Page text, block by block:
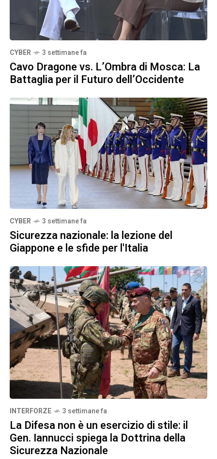
CYBER 3 settimane fa
Cavo Dragone vs. L’Ombra di Mosca: La
Battaglia per il Futuro dell’Occidente
CYBER 3 settimane fa
Sicurezza nazionale: la lezione del
Giappone e le sfide per l'Italia
INTERFORZE 3 settimane fa
La Difesa non è un esercizio di stile: il
Gen. Iannucci spiega la Dottrina della
Sicurezza Nazionale